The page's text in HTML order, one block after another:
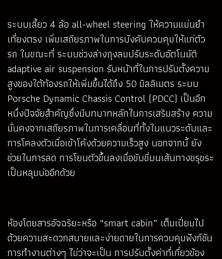
ระบบเลี้ยว 4 ล้อ all-wheel steering ให้ความแม่นยำ
เที่ยงตรง เพิ่มเสถียรภาพในการบังคับควบคุมให้แก่ตัว
รถ ในขณะที่ ระบบช่วงล่างถุงลมปรับระดับอัตโนมัติ
adaptive air suspension รับหน้าที่ในการปรับตั้งความ
สูงของใต้ท้องรถให้เพิ่มขึ้นได้ถึง 50 มิลลิเมตร ระบบ
Porsche Dynamic Chassis Control (PDCC) เป็นอีก
หนึ่งปัจจัยสำคัญซึ่งมีบทบาทหลักในการเสริมสร้าง ความ
มั่นคงจากเสถียรภาพในการเคลื่อนที่ทั้งในแนวระดับและ
การโคลงตัวเมื่อเข้าโค้งด้วยความเร็วสูง นอกจากนี้ ยัง
ช่วยในการลด การโยนตัวขึ้นลงเมื่อขับขี่บนเส้นทางขรุขระ
เป็นหลุมบ่ออีกด้วย
ห้องโดยสารอัจฉริยะหรือ “smart cabin” เต็มเปี่ยมไป
ด้วยความสะดวกสบายและง่ายดายในการควบคุมฟังก์ชัน
การทำงานต่างๆ ไม่ว่าจะเป็น การปรับตั้งค่าที่เกี่ยวข้อง